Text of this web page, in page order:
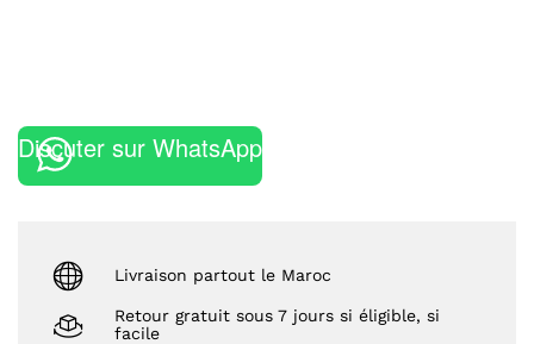
Discuter sur WhatsApp
Livraison partout le Maroc
Retour gratuit sous 7 jours si éligible, si
facile